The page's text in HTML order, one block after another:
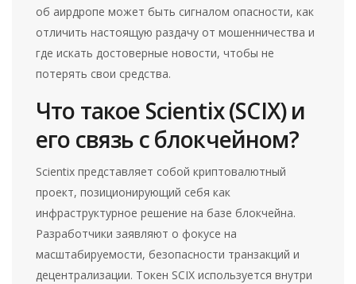
об аирдропе может быть сигналом опасности, как
отличить настоящую раздачу от мошенничества и
где искать достоверные новости, чтобы не
потерять свои средства.
Что такое Scientix (SCIX) и
его связь с блокчейном?
Scientix представляет собойкриптовалютный
проект, позиционирующий себя как
инфраструктурное решение на базе блокчейна.
Разработчики заявляют о фокусе на
масштабируемости, безопасности транзакций и
децентрализации. Токен SCIX используется внутри